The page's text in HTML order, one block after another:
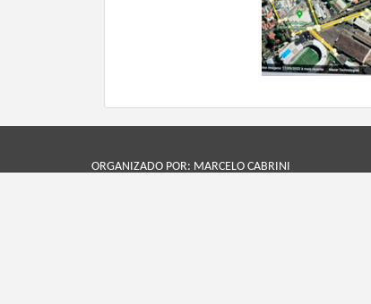
ORGANIZADO POR: MARCELO CABRINI